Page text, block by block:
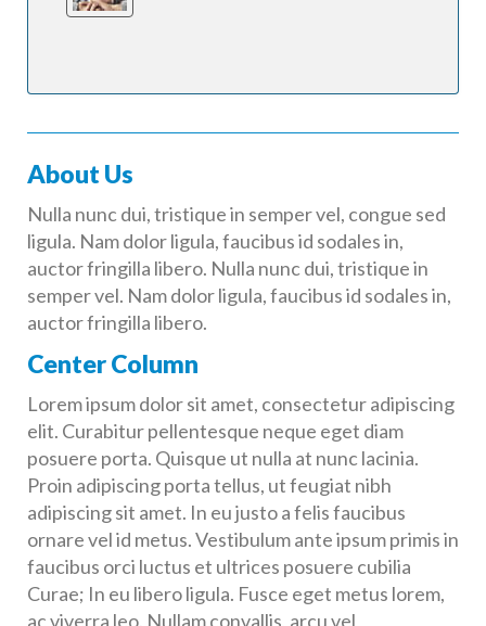
About Us
Nulla nunc dui, tristique in semper vel, congue sed
ligula. Nam dolor ligula, faucibus id sodales in,
auctor fringilla libero. Nulla nunc dui, tristique in
semper vel. Nam dolor ligula, faucibus id sodales in,
auctor fringilla libero.
Center Column
Lorem ipsum dolor sit amet, consectetur adipiscing
elit. Curabitur pellentesque neque eget diam
posuere porta. Quisque ut nulla at nunc lacinia.
Proin adipiscing porta tellus, ut feugiat nibh
adipiscing sit amet. In eu justo a felis faucibus
ornare vel id metus. Vestibulum ante ipsum primis in
faucibus orci luctus et ultrices posuere cubilia
Curae; In eu libero ligula. Fusce eget metus lorem,
ac viverra leo. Nullam convallis, arcu vel